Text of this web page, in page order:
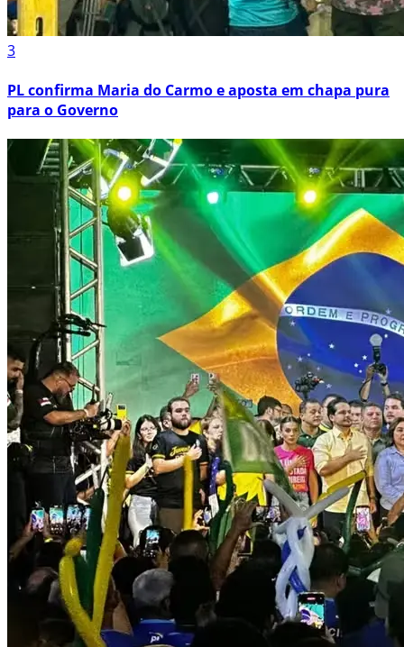
3
PL confirma Maria do Carmo e aposta em chapa pura
para o Governo